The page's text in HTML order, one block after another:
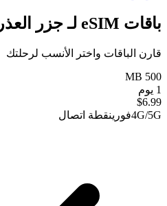
باقات eSIM لـ جزر العذراء البريطانية
قارن الباقات واختر الأنسب لرحلتك
500 MB
1 يوم
$6.99
4G/5Gفورينقطة اتصال